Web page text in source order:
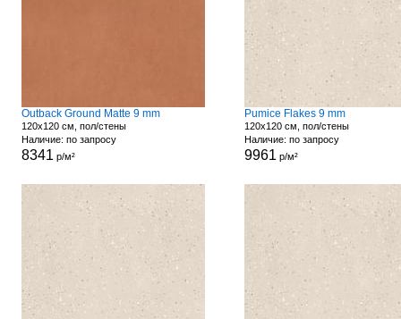
Outback Ground Matte 9 mm
120x120 см, пол/стены
Наличие: по запросу
8341 р/м²
Pumice Flakes 9 mm
120x120 см, пол/стены
Наличие: по запросу
9961 р/м²